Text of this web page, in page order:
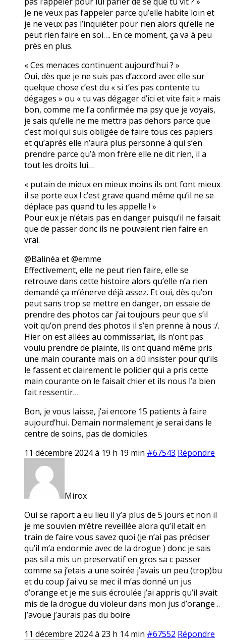
Je ne veux pas l’appeler parce qu’elle habite loin et
je ne veux pas l’inquiéter pour rien alors qu’elle ne
peut rien faire en soi…. En ce moment, ça va à peu
près en plus.
« Ces menaces continuent aujourd’hui ? »
Oui, dès que je ne suis pas d’accord avec elle sur
quelque chose c’est du « si t’es pas contente tu
dégages » ou « tu vas dégager d’ici et vite fait » mais
bon, comme me l’a confirmée ma psy que je voyais,
je sais qu’elle ne me mettra pas dehors parce que
c’est moi qui suis obligée de faire tous ces papiers
et qu’après elle n’aura plus personne à qui s’en
prendre parce qu’à mon frère elle ne dit rien, il a
tout les droits lui…
« putain de mieux en mieux moins ils ont font mieux
il se porte eux ! c’est grave quand même qu’il ne se
déplace pas quand tu les appelle ! »
Pour eux je n’étais pas en danger puisqu’il ne faisait
que de passer donc ils ne pouvaient rien faire en
vrai.
@Balinéa et @emme
Effectivement, elle ne peut rien faire, elle se
retrouve dans cette histoire alors qu’elle n’a rien
demandé ça m’énerve déjà assez. Et oui, dès qu’on
peut sans trop se mettre en danger, on essaie de
prendre des photos car j’ai toujours peur que s’il
voit qu’on prend des photos il s’en prenne à nous :/.
Hier on est allées au commissariat, ils n’ont pas
voulu prendre de plainte, ils ont quand même pris
une main courante mais on a dû insister pour qu’ils
le fassent et clairement le policier qui a pris cette
main courante on le faisait chier et ils nous l’a bien
fait ressentir…
Bon, je vous laisse, j’ai encore 15 patients à faire
aujourd’hui. Demain normalement je serai dans le
centre de soins, pas de domiciles.
11 décembre 2024 à 19 h 19 min #67543 Répondre
Mirox
Oui se raport a eu lieu il y’a plus de 5 jours et non il
je me souvien m’être reveillée alora qu’il etait en
train de faire vous savez quoi (je n’ai pas préciser
qu’il m’a endormie avec de la drogue ) donc je sais
pas sil a mis un preservatif en gros sa c passer
comme sa j’etais a une soirée j’avais un peu (trop)bu
et du coup j’ai vu se mec il m’as donné un jus
d’orange et je me suis écroulée j’ai appris qu’il avait
mis de la drogue du violeur dans mon jus d’orange ..
J’avoue j’aurais pas du boire
11 décembre 2024 à 23 h 14 min #67552 Répondre